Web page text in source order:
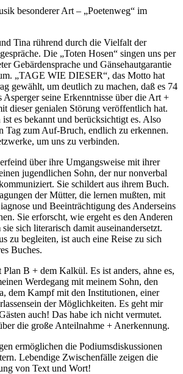
besonderer Art – „Poetenweg“ im
Tina rührend durch die Vielfalt der
Die „Toten Hosen“ singen uns per
Gebärdensprache und Gänsehautgarantie
„TAGE WIE DIESER“, das Motto hat
gewählt, um deutlich zu machen, daß es 74
Asperger seine Erkenntnisse über die Art +
dieser genialen Störung veröffentlich hat.
es bekannt und berücksichtigt es. Also
Tag zum Auf-Bruch, endlich zu erkennen.
um uns zu verbinden.
über ihre Umgangsweise mit ihrer
jugendlichen Sohn, der nur nonverbal
Sie schildert aus ihrem Buch.
der Mütter, die lernen mußten, mit
und Beeinträchtigung des Anderseins
Sie erforscht, wie ergeht es den Anderen
sich literarisch damit auseinandersetzt.
zu begleiten, ist auch eine Reise zu sich
Buches.
B + dem Kalkül. Es ist anders, ahne es,
Werdegang mit meinem Sohn, den
dem Kampf mit den Institutionen, einer
der Möglichkeiten. Es geht mir
auch! Das habe ich nicht vermutet.
die große Anteilnahme + Anerkennung.
ermöglichen die Podiumsdiskussionen
Lebendige Zwischenfälle zeigen die
von Text und Wort!